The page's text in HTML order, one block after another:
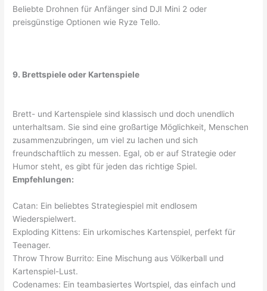
Beliebte Drohnen für Anfänger sind DJI Mini 2 oder
preisgünstige Optionen wie Ryze Tello.
9. Brettspiele oder Kartenspiele
Brett- und Kartenspiele sind klassisch und doch unendlich
unterhaltsam. Sie sind eine großartige Möglichkeit, Menschen
zusammenzubringen, um viel zu lachen und sich
freundschaftlich zu messen. Egal, ob er auf Strategie oder
Humor steht, es gibt für jeden das richtige Spiel.
Empfehlungen:
Catan: Ein beliebtes Strategiespiel mit endlosem
Wiederspielwert.
Exploding Kittens: Ein urkomisches Kartenspiel, perfekt für
Teenager.
Throw Throw Burrito: Eine Mischung aus Völkerball und
Kartenspiel-Lust.
Codenames: Ein teambasiertes Wortspiel, das einfach und